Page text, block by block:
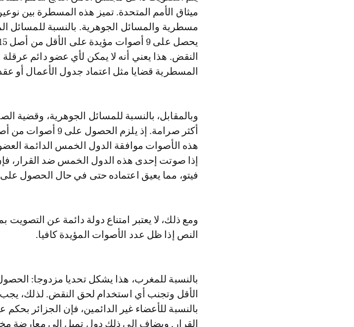
ميثاق الأمم المتحدة. تميز هذه المسطرة بين
مسطرية والمسائل الجوهرية. بالنسبة للمسائل
النقض. هذا يعني أنه لا يمكن لأي عضو دائم
المسطرية قضايا مثل اعتماد جدول الأعمال أو
وبالمقابل، بالنسبة للمسائل الجوهرية، وقضية
أكثر صرامة. إذ يلزم
هذه الأصوات موافقة الدول الخمس الدائمة
إذا صوتت إحدى هذه الدول الخمس ضد القرار، فإن
فيتو، مما يعيق اعتماده حتى في حال الحصول على
ومع ذلك، لا يعتبر امتناع دولة دائمة عن التصويت
النص إذا ظل عدد الأصوات المؤيدة كافيا.
الأقل وتجنب أي استخدام لحق النقض. لذلك، يجب
بالنسبة للأعضاء غير الدائمين، فإن الجزائر
القرار. ويضاف إلى ذلك دول تميل إلى معارضة